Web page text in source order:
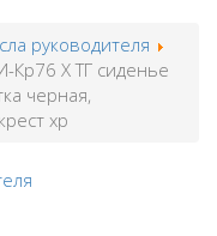
руководителя
Кр76 Х ТГ сиденье
черная,
хр